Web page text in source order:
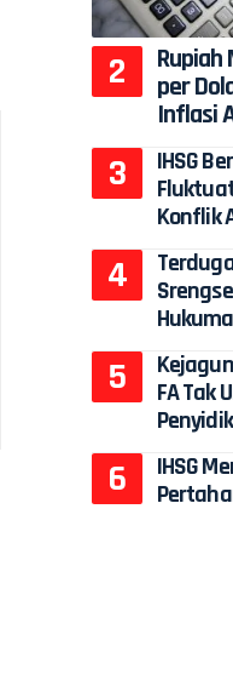
Rupiah
per
Inflasi
IHSG
Konflik
FA Tak
Penyidik
IHSG